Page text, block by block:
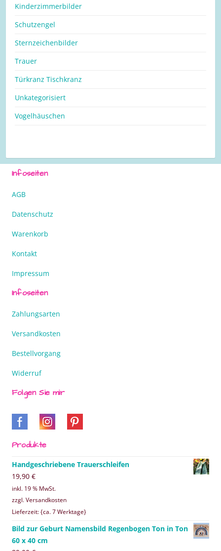
Kinderzimmerbilder
Schutzengel
Sternzeichenbilder
Trauer
Türkranz Tischkranz
Unkategorisiert
Vogelhäuschen
Infoseiten
AGB
Datenschutz
Warenkorb
Kontakt
Impressum
Infoseiten
Zahlungsarten
Versandkosten
Bestellvorgang
Widerruf
Folgen Sie mir
Produkte
Handgeschriebene Trauerschleifen
19,90 €
inkl. 19 % MwSt.
zzgl. Versandkosten
Lieferzeit: {ca. 7 Werktage}
Bild zur Geburt Namensbild Regenbogen Ton in Ton
60 x 40 cm